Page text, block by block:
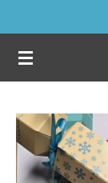
springen